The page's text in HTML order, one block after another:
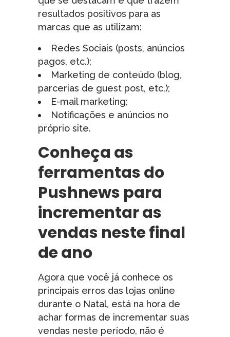
resultados positivos para as
marcas que as utilizam:
Redes Sociais (posts, anúncios
pagos, etc.);
Marketing de conteúdo (blog,
parcerias de guest post, etc.);
E-mail marketing;
Notificações e anúncios no
próprio site.
Conheça as
ferramentas do
Pushnews para
incrementar as
vendas neste final
de ano
Agora que você já conhece os
principais erros das lojas online
durante o Natal, está na hora de
achar formas de incrementar suas
vendas neste período, não é